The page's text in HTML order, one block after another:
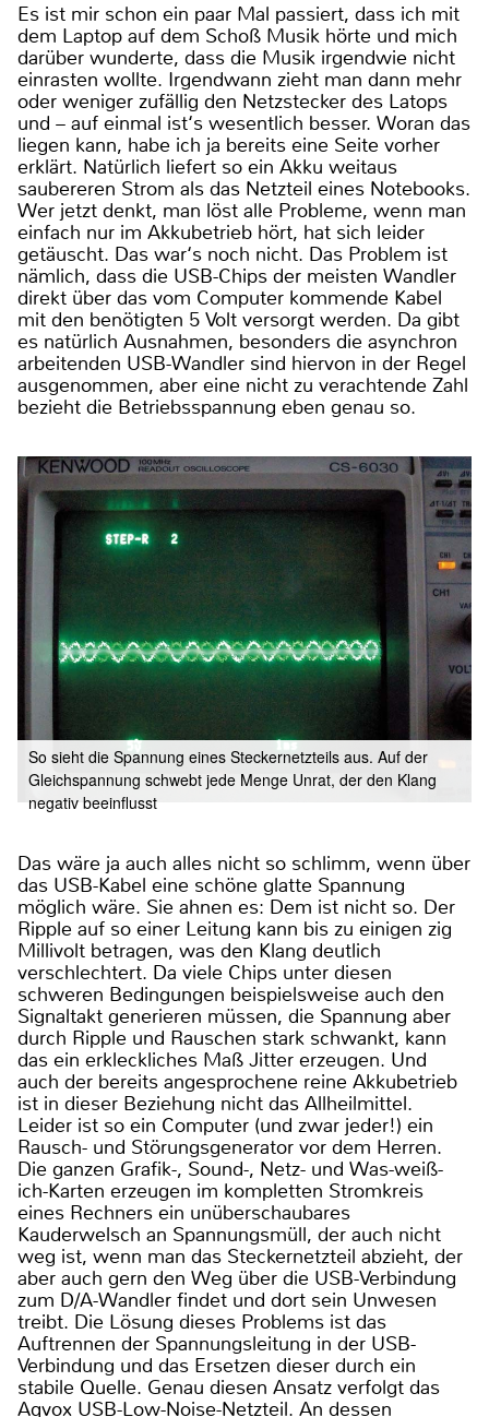
Es ist mir schon ein paar Mal passiert, dass ich mit
dem Laptop auf dem Schoß Musik hörte und mich
darüber wunderte, dass die Musik irgendwie nicht
einrasten wollte. Irgendwann zieht man dann mehr
oder weniger zufällig den Netzstecker des Latops
und – auf einmal ist‘s wesentlich besser. Woran das
liegen kann, habe ich ja bereits eine Seite vorher
erklärt. Natürlich liefert so ein Akku weitaus
saubereren Strom als das Netzteil eines Notebooks.
Wer jetzt denkt, man löst alle Probleme, wenn man
einfach nur im Akkubetrieb hört, hat sich leider
getäuscht. Das war‘s noch nicht. Das Problem ist
nämlich, dass die USB-Chips der meisten Wandler
direkt über das vom Computer kommende Kabel
mit den benötigten 5 Volt versorgt werden. Da gibt
es natürlich Ausnahmen, besonders die asynchron
arbeitenden USB-Wandler sind hiervon in der Regel
ausgenommen, aber eine nicht zu verachtende Zahl
bezieht die Betriebsspannung eben genau so.
So sieht die Spannung eines Steckernetzteils aus. Auf der
Gleichspannung schwebt jede Menge Unrat, der den Klang
negativ beeinflusst
Das wäre ja auch alles nicht so schlimm, wenn über
das USB-Kabel eine schöne glatte Spannung
möglich wäre. Sie ahnen es: Dem ist nicht so. Der
Ripple auf so einer Leitung kann bis zu einigen zig
Millivolt betragen, was den Klang deutlich
verschlechtert. Da viele Chips unter diesen
schweren Bedingungen beispielsweise auch den
Signaltakt generieren müssen, die Spannung aber
durch Ripple und Rauschen stark schwankt, kann
das ein erkleckliches Maß Jitter erzeugen. Und
auch der bereits angesprochene reine Akkubetrieb
ist in dieser Beziehung nicht das Allheilmittel.
Leider ist so ein Computer (und zwar jeder!) ein
Rausch- und Störungsgenerator vor dem Herren.
Die ganzen Grafik-, Sound-, Netz- und Was-weiß-
ich-Karten erzeugen im kompletten Stromkreis
eines Rechners ein unüberschaubares
Kauderwelsch an Spannungsmüll, der auch nicht
weg ist, wenn man das Steckernetzteil abzieht, der
aber auch gern den Weg über die USB-Verbindung
zum D/A-Wandler findet und dort sein Unwesen
treibt. Die Lösung dieses Problems ist das
Auftrennen der Spannungsleitung in der USB-
Verbindung und das Ersetzen dieser durch ein
stabile Quelle. Genau diesen Ansatz verfolgt das
Aqvox USB-Low-Noise-Netzteil. An dessen